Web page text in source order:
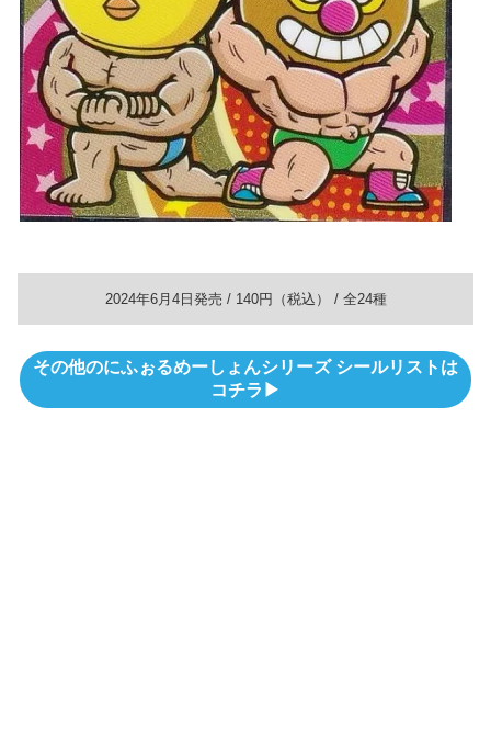
2024年6月4日発売 / 140円（税込） / 全24種
その他のにふぉるめーしょんシリーズ シールリストは
コチラ▶︎